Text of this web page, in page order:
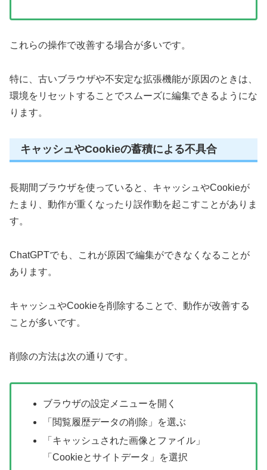
これらの操作で改善する場合が多いです。
特に、古いブラウザや不安定な拡張機能が原因のときは、
環境をリセットすることでスムーズに編集できるようにな
ります。
キャッシュやCookieの蓄積による不具合
長期間ブラウザを使っていると、キャッシュやCookieが
たまり、動作が重くなったり誤作動を起こすことがありま
す。
ChatGPTでも、これが原因で編集ができなくなることが
あります。
キャッシュやCookieを削除することで、動作が改善する
ことが多いです。
削除の方法は次の通りです。
ブラウザの設定メニューを開く
「閲覧履歴データの削除」を選ぶ
「キャッシュされた画像とファイル」
「Cookieとサイトデータ」を選択